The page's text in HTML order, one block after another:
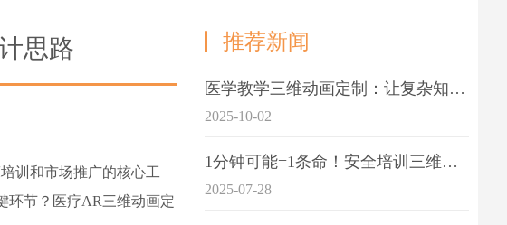
思路
训和市场推广的核心工
环节？医疗AR三维动画定
推荐新闻
医学教学三维动画定制：让复杂知识一目了
2025-10-02
1分钟可能=1条命！安全培训三维动画制作成本效益深度拆解
2025-07-28